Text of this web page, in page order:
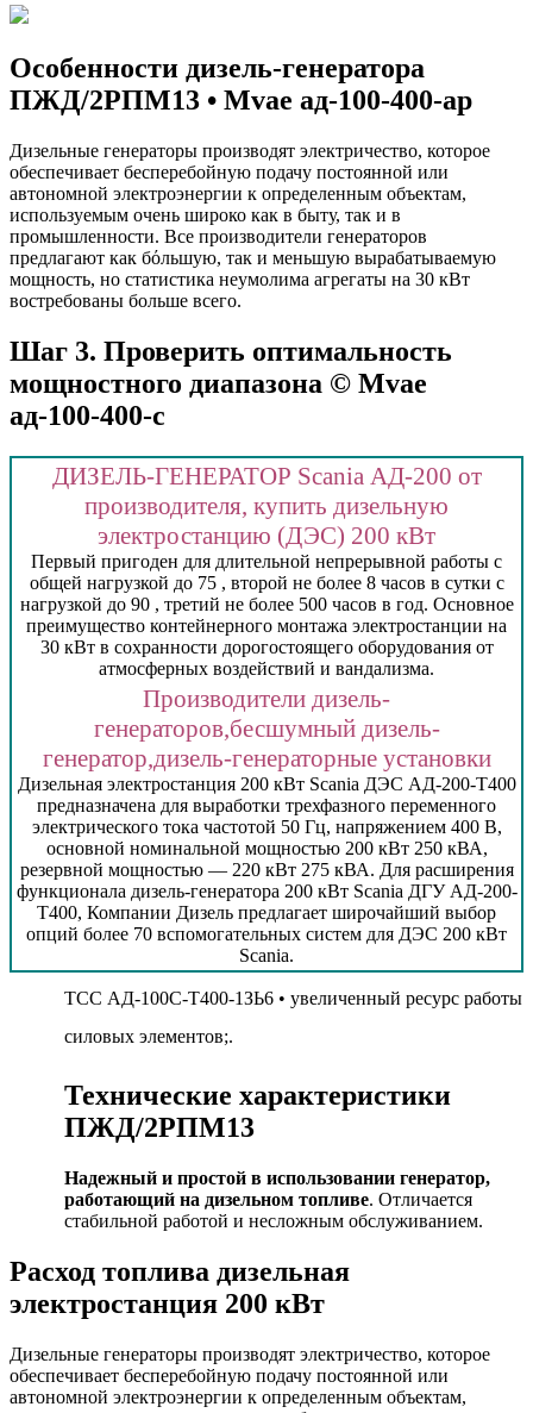
Особенности дизель-генератора
ПЖД/2РПМ13 • Mvae ад-100-400-ар
Дизельные генераторы производят электричество, которое
обеспечивает бесперебойную подачу постоянной или
автономной электроэнергии к определенным объектам,
используемым очень широко как в быту, так и в
промышленности. Все производители генераторов
предлагают как бόльшую, так и меньшую вырабатываемую
мощность, но статистика неумолима агрегаты на 30 кВт
востребованы больше всего.
Шаг 3. Проверить оптимальность
мощностного диапазона © Mvae
ад-100-400-с
ДИЗЕЛЬ-ГЕНЕРАТОР Scania АД-200 от
производителя, купить дизельную
электростанцию (ДЭС) 200 кВт
Первый пригоден для длительной непрерывной работы с
общей нагрузкой до 75 , второй не более 8 часов в сутки с
нагрузкой до 90 , третий не более 500 часов в год. Основное
преимущество контейнерного монтажа электростанции на
30 кВт в сохранности дорогостоящего оборудования от
атмосферных воздействий и вандализма.
Производители дизель-
генераторов,бесшумный дизель-
генератор,дизель-генераторные установки
Дизельная электростанция 200 кВт Scania ДЭС АД-200-Т400
предназначена для выработки трехфазного переменного
электрического тока частотой 50 Гц, напряжением 400 В,
основной номинальной мощностью 200 кВт 250 кВА,
резервной мощностью — 220 кВт 275 кВА. Для расширения
функционала дизель-генератора 200 кВт Scania ДГУ АД-200-
Т400, Компании Дизель предлагает широчайший выбор
опций более 70 вспомогательных систем для ДЭС 200 кВт
Scania.
ТСС АД-100С-Т400-1ЗЬ6 • увеличенный ресурс работы
силовых элементов;.
Технические характеристики
ПЖД/2РПМ13
Надежный и простой в использовании генератор,
работающий на дизельном топливе. Отличается
стабильной работой и несложным обслуживанием.
Расход топлива дизельная
электростанция 200 кВт
Дизельные генераторы производят электричество, которое
обеспечивает бесперебойную подачу постоянной или
автономной электроэнергии к определенным объектам,